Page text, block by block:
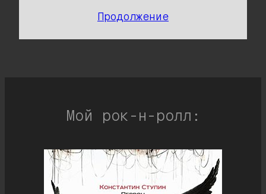
Продолжение
Мой рок-н-ролл: